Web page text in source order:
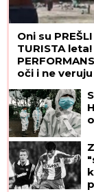
Oni su
TURISTA
oči i ne